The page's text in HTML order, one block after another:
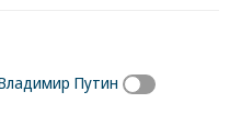
Путин